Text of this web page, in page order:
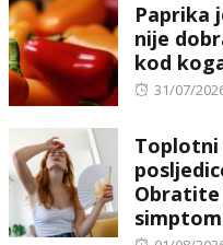
Paprika
nije
kod
Posted
31/07/
Obratite